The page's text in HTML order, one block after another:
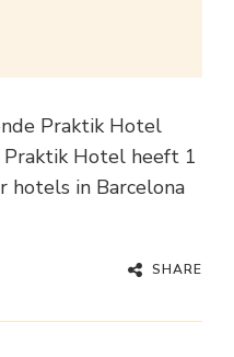
Praktik Hotel
Hotel heeft 1
hotels in Barcelona
SHARE